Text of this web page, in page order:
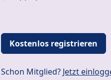
Kostenlos registrieren
Schon Mitglied? Jetzt